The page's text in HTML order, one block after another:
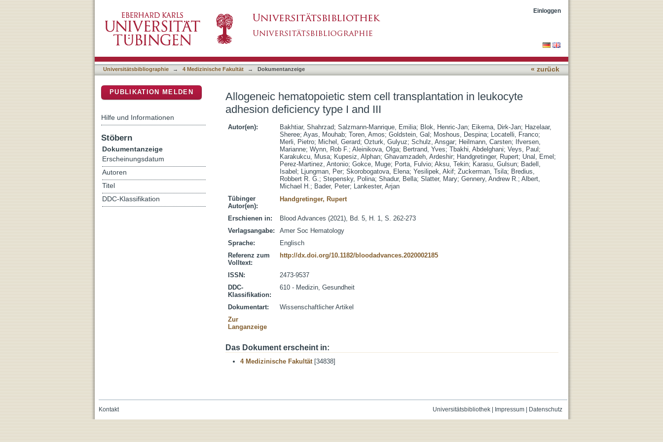
Allogeneic hematopoietic stem cell transplantation in leukocyte adhesion deficiency type I and III
Einloggen
Universitätsbibliographie → 4 Medizinische Fakultät → Dokumentanzeige « zurück
Allogeneic hematopoietic stem cell transplantation in leukocyte
adhesion deficiency type I and III
Autor(en): Bakhtiar, Shahrzad; Salzmann-Manrique, Emilia; Blok, Henric-Jan; Eikema, Dirk-Jan; Hazelaar,
Sheree; Ayas, Mouhab; Toren, Amos; Goldstein, Gal ; Moshous, Despina; Locatelli, Franco;
Merli, Pietro; Michel, Gerard; Ozturk, Gulyuz; Schulz, Ansgar; Heilmann, Carsten; Ifversen,
Marianne; Wynn, Rob F.; Aleinikova, Olga; Bertrand, Yves; Tbakhi, Abdelghani; Veys, Paul ;
Karakukcu, Musa; Kupesiz, Alphan; Ghavamzadeh, Ardeshir; Handgretinger, Rupert; Unal, Emel ;
Perez-Martinez, Antonio; Gokce, Muge; Porta, Fulvio; Aksu, Tekin; Karasu, Gulsun; Badell,
Isabel ; Ljungman, Per; Skorobogatova, Elena; Yesilipek, Akif; Zuckerman, Tsila; Bredius,
Robbert R. G.; Stepensky, Polina; Shadur, Bella; Slatter, Mary; Gennery, Andrew R.; Albert,
Michael H.; Bader, Peter; Lankester, Arjan
Tübinger
Autor(en):
Handgretinger, Rupert
Erschienen in:
Blood Advances (2021), Bd. 5, H. 1, S. 262-273
Verlagsangabe:
Amer Soc Hematology
Sprache:
Englisch
Referenz zum
Volltext:
http://dx.doi.org/10.1182/bloodadvances.2020002185
ISSN:
2473-9537
DDC-
Klassifikation:
610 - Medizin, Gesundheit
Dokumentart:
Wissenschaftlicher Artikel
Zur
Langanzeige
Das Dokument erscheint in:
4 Medizinische Fakultät[34838]
PUBLIKATION MELDEN
Hilfe und Informationen
Stöbern
Dokumentanzeige
Erscheinungsdatum
Autoren
Titel
DDC-Klassifikation
Universitätsbibliothek| Impressum| Datenschutz
Kontakt